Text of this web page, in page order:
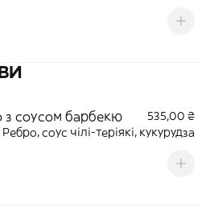
з соусом барбекю
535,00 ₴
280 г / Ребро, соус чілі-теріякі, кукурудза